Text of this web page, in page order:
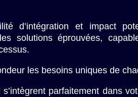
d’intégration et impact
solutions éprouvées,
les besoins uniques de
parfaitement dans